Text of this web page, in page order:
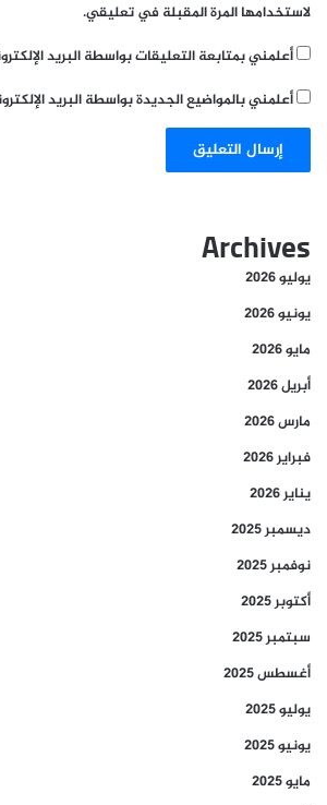
لاستخدامها المرة المقبلة في تعليقي.
أعلمني بمتابعة التعليقات بواسطة البريد
أعلمني بالمواضيع الجديدة بواسطة البريد
Archives
يوليو 2026
يونيو 2026
مايو 2026
أبريل 2026
مارس 2026
فبراير 2026
يناير 2026
ديسمبر 2025
نوفمبر 2025
أكتوبر 2025
سبتمبر 2025
أغسطس 2025
يوليو 2025
يونيو 2025
مايو 2025